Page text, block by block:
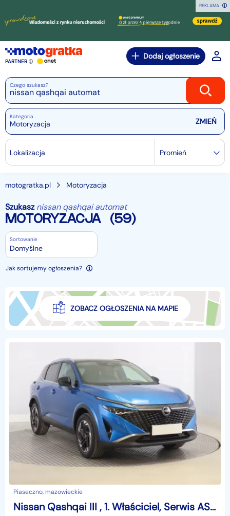
REKLAMA
PARTNER
Dodaj ogłoszenie
Czego szukasz?
Kategoria
Motoryzacja
Lokalizacja Promień
motogratka.pl Motoryzacja
Szukasz nissan qashqai automat
MOTORYZACJA (59)
Sortowanie
Domyślne
Jak sortujemy ogłoszenia?
ZOBACZ OGŁOSZENIA NA MAPIE
Piaseczno, mazowieckie
Nissan Qashqai III , 1. Właściciel, Serwis ASO, Automat, VAT 23%, Skóra, Navi,